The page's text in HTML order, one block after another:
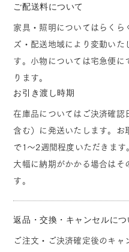
ご配送料について
家具・照明についてはらくら
ズ・配送地域により変動いた
す。小物については宅急便
ります。
お引き渡し時期
在庫品についてはご決済確認
含む）に発送いたします。お
で1～2週間程度いただきま
大幅に納期がかかる場合はそ
す。
返品・交換・キャンセルにつ
ご注文・ご決済確定後のキャ